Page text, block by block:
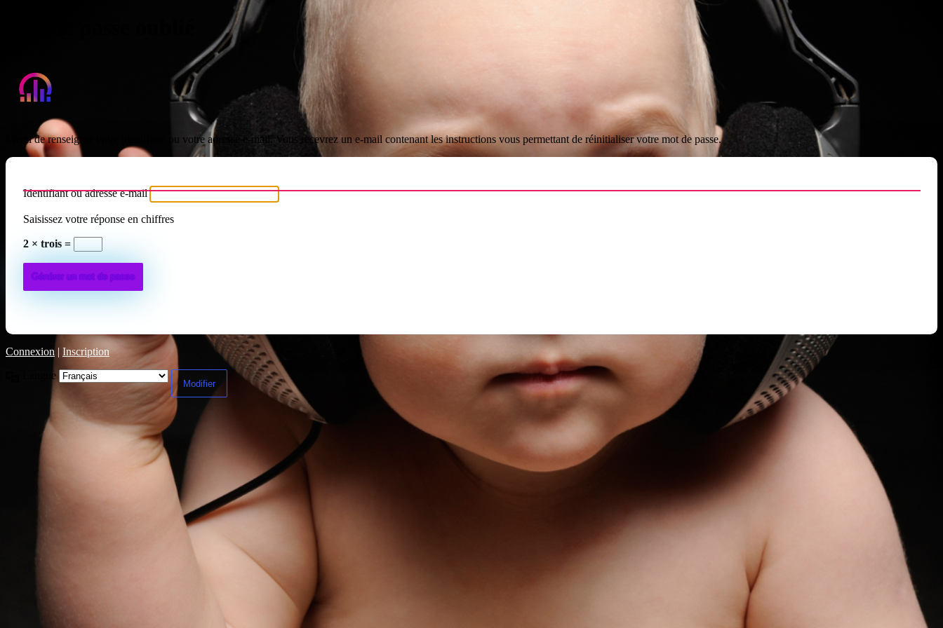
Atypique RADIO
Merci de renseigner votre identifiant ou votre adresse e-mail. Vous recevrez un e-mail contenant les instructions vous permettant de réinitialiser votre mot de passe.
Identifiant ou adresse e-mail
Saisissez votre réponse en chiffres
2 × trois =
Connexion | Inscription
Langue